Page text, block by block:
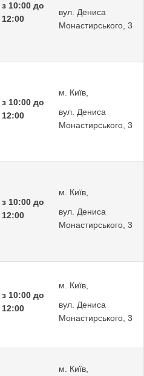
з 10:00 до
12:00
вул. Дениса
Монастирського, 3
з 10:00 до
12:00
м. Київ,
вул. Дениса
Монастирського, 3
з 10:00 до
12:00
м. Київ,
вул. Дениса
Монастирського, 3
з 10:00 до
12:00
м. Київ,
вул. Дениса
Монастирського, 3
м. Київ,